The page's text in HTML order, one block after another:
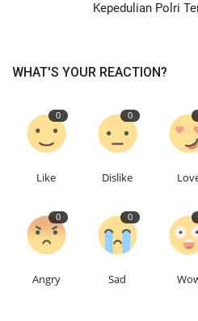
Kepedulian Polri
WHAT'S YOUR REACTION?
0
Like
0
Dislike
0
Angry
0
Sad